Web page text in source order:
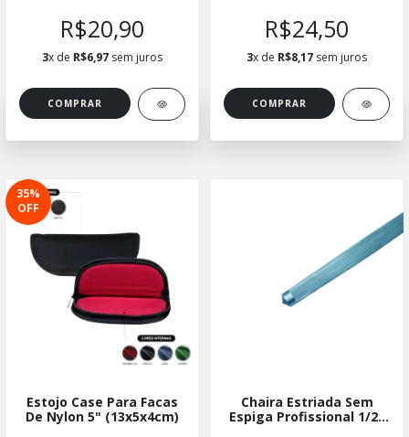
R$20,90
3x de R$6,97 sem juros
R$24,50
3x de R$8,17 sem juros
35%
OFF
Estojo Case Para Facas
De Nylon 5" (13x5x4cm)
Chaira Estriada Sem
Espiga Profissional 1/2"